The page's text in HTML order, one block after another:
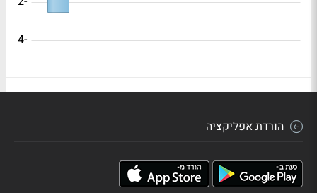
-4
הורדת אפליקציה